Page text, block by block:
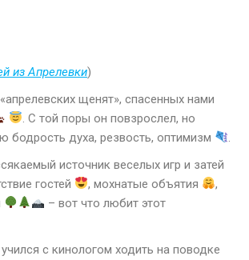
из Апрелевки)
щенят», спасенных нами
. С той поры он повзрослел, но
бодрость духа, резвость, оптимизм
.
источник веселых игр и затей
гостей
, мохнатые объятия
,
– вот что любит этот
с кинологом ходить на поводке